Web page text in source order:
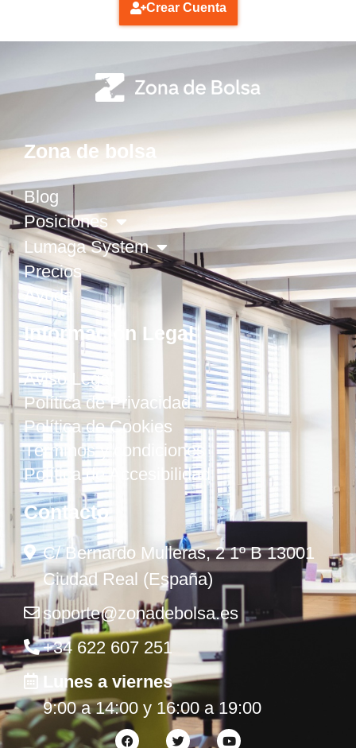
Crear Cuenta
Zona de bolsa
Blog
Posiciones
Lumaga System
Precios
Ayuda
Información Legal
Aviso Legal
Política de Privacidad
Política de Cookies
Términos y condiciones
Política de Accesibilidad
Contacto
C/ Bernardo Mulleras, 2 1º B 13001
Ciudad Real (España)
soporte@zonadebolsa.es
+34 622 607 251
Lunes a viernes
9:00 a 14:00 y 16:00 a 19:00